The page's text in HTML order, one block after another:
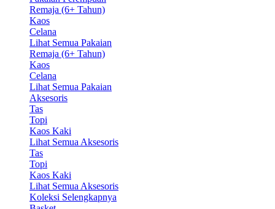
Remaja (6+ Tahun)
Kaos
Celana
Lihat Semua Pakaian
Remaja (6+ Tahun)
Kaos
Celana
Lihat Semua Pakaian
Aksesoris
Tas
Topi
Kaos Kaki
Lihat Semua Aksesoris
Tas
Topi
Kaos Kaki
Lihat Semua Aksesoris
Koleksi Selengkapnya